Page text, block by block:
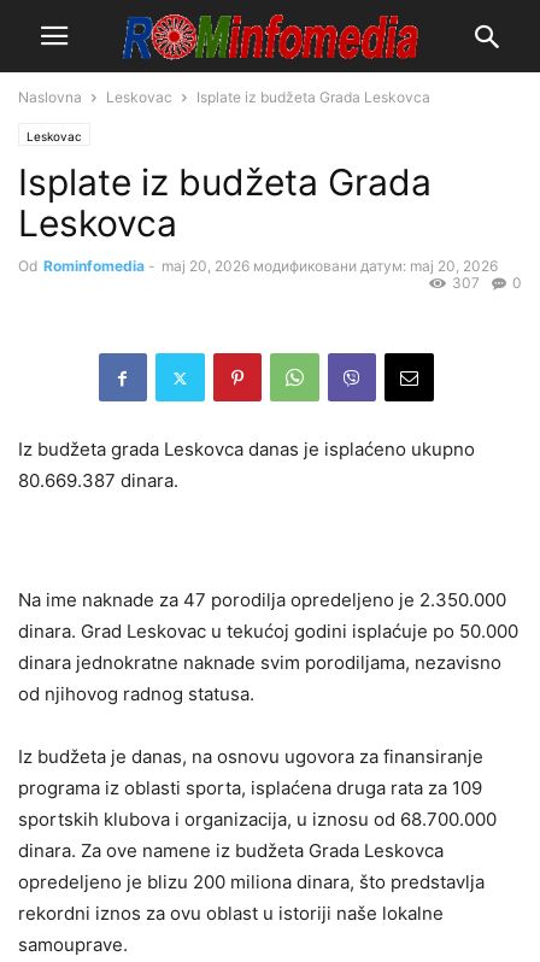
Naslovna Leskovac Isplate iz budžeta Grada Leskovca
Leskovac
Isplate iz budžeta Grada
Leskovca
Od Rominfomedia - maj 20, 2026 модификовани датум: maj 20, 2026
0
307
Iz budžeta grada Leskovca danas je isplaćeno ukupno
80.669.387 dinara.
Na ime naknade za 47 porodilja opredeljeno je 2.350.000
dinara. Grad Leskovac u tekućoj godini isplaćuje po 50.000
dinara jednokratne naknade svim porodiljama, nezavisno
od njihovog radnog statusa.
Iz budžeta je danas, na osnovu ugovora za finansiranje
programa iz oblasti sporta, isplaćena druga rata za 109
sportskih klubova i organizacija, u iznosu od 68.700.000
dinara. Za ove namene iz budžeta Grada Leskovca
opredeljeno je blizu 200 miliona dinara, što predstavlja
rekordni iznos za ovu oblast u istoriji naše lokalne
samouprave.